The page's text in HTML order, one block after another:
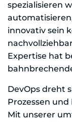
spezialisieren
innovativ sein
Expertise hat
DevOps dreht
Prozessen
Mit unserer